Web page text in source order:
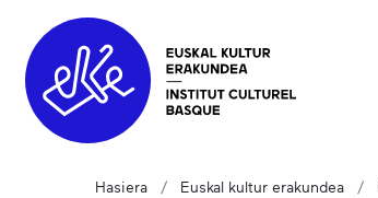
Hasiera Euskal kultur erakundea